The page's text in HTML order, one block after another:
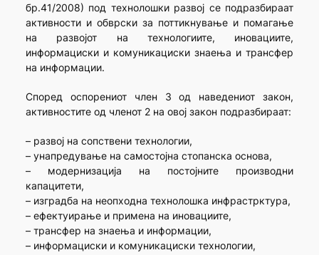
бр.41/2008) под технолошки развој се подразбираат
активности и обврски за поттикнување и помагање
на развојот на технологиите, иновациите,
информациски и комуникациски знаења и трансфер
на информации.
Според оспорениот член 3 од наведениот закон,
активностите од членот 2 на овој закон подразбираат:
– развој на сопствени технологии,
– унапредување на самостојна стопанска основа,
– модернизација на постојните производни
капацитети,
– изградба на неопходна технолошка инфрастрктура,
– ефектуирање и примена на иновациите,
– трансфер на знаења и информации,
– информациски и комуникациски технологии,